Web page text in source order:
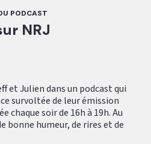
PODCAST
NRJ
et Julien dans un podcast qui
survoltée de leur émission
chaque soir de 16h à 19h. Au
bonne humeur, de rires et de